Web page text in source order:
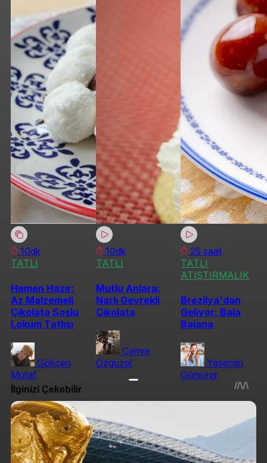
10dk
TATLI
Hemen Hazır:
Az Malzemeli
Çikolata Soslu
Lokum Tatlısı
Gökçen
Mutaf
10dk
TATLI
Mutlu Anlara:
Narlı Gevrekli
Çikolata
Cemre
Özgüzel
25 saat
TATLI
ATIŞTIRMALIK
Brezilya'dan
Geliyor: Bala
Baiana
Yasemin
Gürsürer